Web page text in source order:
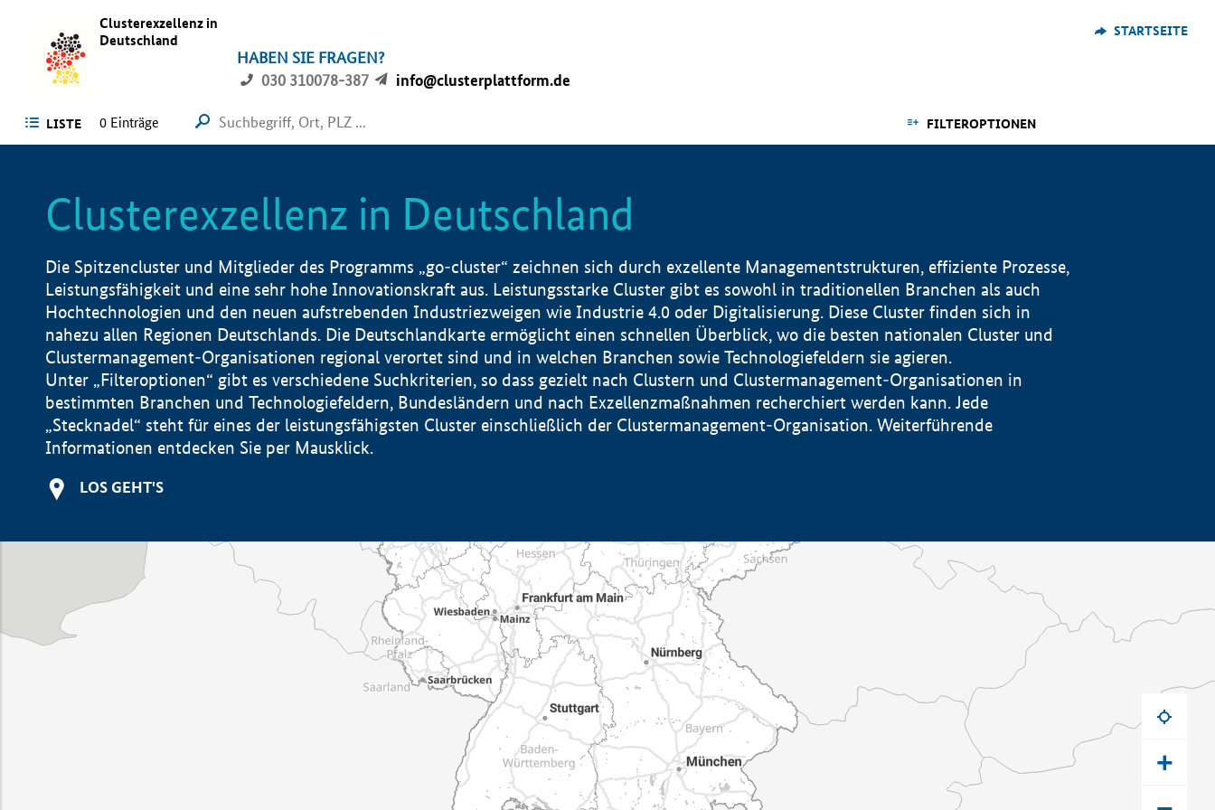
Clusterexzellenz in
Deutschland
HABEN SIE FRAGEN?
030 310078-387
info@clusterplattform.de
STARTSEITE
LISTE FILTEROPTIONEN
0 Einträge
Clusterexzellenz in Deutschland
Die Spitzencluster und Mitglieder des Programms „go-cluster“ zeichnen sich durch exzellente Managementstrukturen, effiziente Prozesse,
Leistungsfähigkeit und eine sehr hohe Innovationskraft aus. Leistungsstarke Cluster gibt es sowohl in traditionellen Branchen als auch
Hochtechnologien und den neuen aufstrebenden Industriezweigen wie Industrie 4.0 oder Digitalisierung. Diese Cluster finden sich in
nahezu allen Regionen Deutschlands. Die Deutschlandkarte ermöglicht einen schnellen Überblick, wo die besten nationalen Cluster und
Clustermanagement-Organisationen regional verortet sind und in welchen Branchen sowie Technologiefeldern sie agieren.
Unter „Filteroptionen“ gibt es verschiedene Suchkriterien, so dass gezielt nach Clustern und Clustermanagement-Organisationen in
bestimmten Branchen und Technologiefeldern, Bundesländern und nach Exzellenzmaßnahmen recherchiert werden kann. Jede
„Stecknadel“ steht für eines der leistungsfähigsten Cluster einschließlich der Clustermanagement-Organisation. Weiterführende
Informationen entdecken Sie per Mausklick.
LOS GEHT'S
+